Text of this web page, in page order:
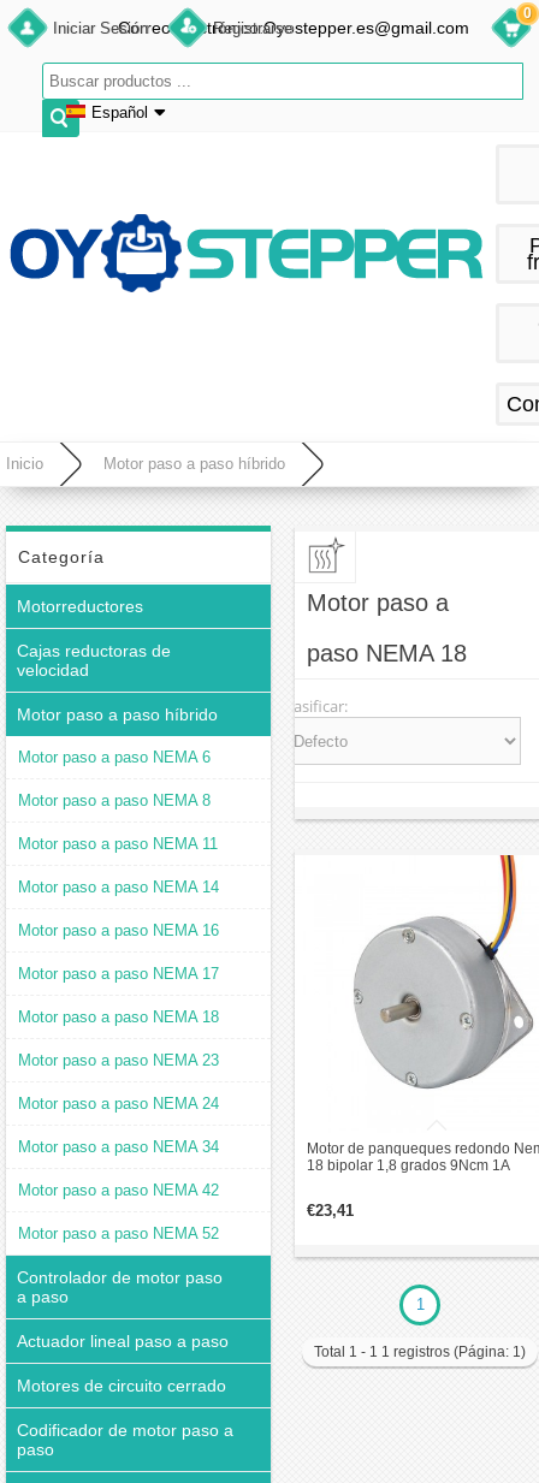
Iniciar Sesión Registrarse
Español
Français
Español
Correo electrónico:Oyostepper.es@gmail.com
0
Inicio Motor paso a paso híbrido
Categoría
Motorreductores
Cajas reductoras de
velocidad
Motor paso a paso híbrido
Motor paso a paso NEMA 6
Motor paso a paso NEMA 8
Motor paso a paso NEMA 11
Motor paso a paso NEMA 14
Motor paso a paso NEMA 16
Motor paso a paso NEMA 17
Motor paso a paso NEMA 18
Motor paso a paso NEMA 23
Motor paso a paso NEMA 24
Motor paso a paso NEMA 34
Motor paso a paso NEMA 42
Motor paso a paso NEMA 52
Controlador de motor paso
a paso
Actuador lineal paso a paso
Motores de circuito cerrado
Codificador de motor paso a
paso
Motor paso a
paso NEMA 18
Clasificar:
Motor de panqueques redondo
18 bipolar 1,8 grados 9Ncm 1A
€23,41
1
Total 1 - 1 1 registros (Página: 1)